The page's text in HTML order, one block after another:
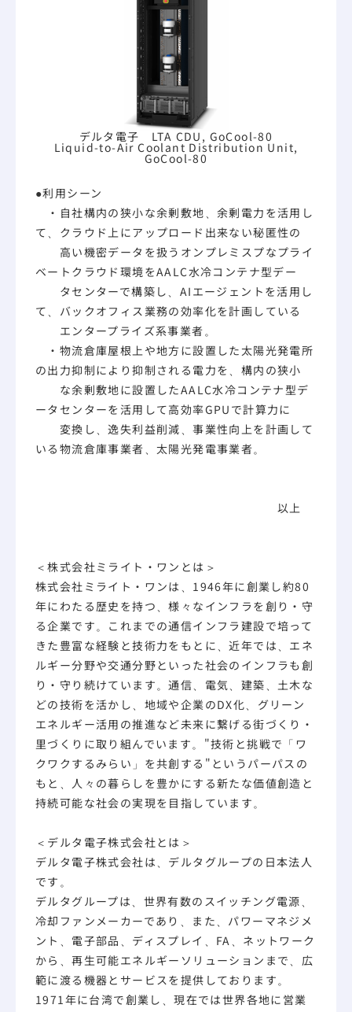
デルタ電子 LTA CDU, GoCool-80
Liquid-to-Air Coolant Distribution Unit,
GoCool-80
●利用シーン
・自社構内の狭小な余剰敷地、余剰電力を活用し
て、クラウド上にアップロード出来ない秘匿性の
高い機密データを扱うオンプレミスプなプライ
ベートクラウド環境をAALC水冷コンテナ型デー
タセンターで構築し、AIエージェントを活用し
て、バックオフィス業務の効率化を計画している
エンタープライズ系事業者。
・物流倉庫屋根上や地方に設置した太陽光発電所
の出力抑制により抑制される電力を、構内の狭小
な余剰敷地に設置したAALC水冷コンテナ型デ
ータセンターを活用して高効率GPUで計算力に
変換し、逸失利益削減、事業性向上を計画して
いる物流倉庫事業者、太陽光発電事業者。
以上
＜株式会社ミライト・ワンとは＞
株式会社ミライト・ワンは、1946年に創業し約80
年にわたる歴史を持つ、様々なインフラを創り・守
る企業です。これまでの通信インフラ建設で培って
きた豊富な経験と技術力をもとに、近年では、エネ
ルギー分野や交通分野といった社会のインフラも創
り・守り続けています。通信、電気、建築、土木な
どの技術を活かし、地域や企業のDX化、グリーン
エネルギー活用の推進など未来に繋げる街づくり・
里づくりに取り組んでいます。"技術と挑戦で「ワ
クワクするみらい」を共創する"というパーパスの
もと、人々の暮らしを豊かにする新たな価値創造と
持続可能な社会の実現を目指しています。
＜デルタ電子株式会社とは＞
デルタ電子株式会社は、デルタグループの日本法人
です。
デルタグループは、世界有数のスイッチング電源、
冷却ファンメーカーであり、また、パワーマネジメ
ント、電子部品、ディスプレイ、FA、ネットワーク
から、再生可能エネルギーソリューションまで、広
範に渡る機器とサービスを提供しております。
1971年に台湾で創業し、現在では世界各地に営業